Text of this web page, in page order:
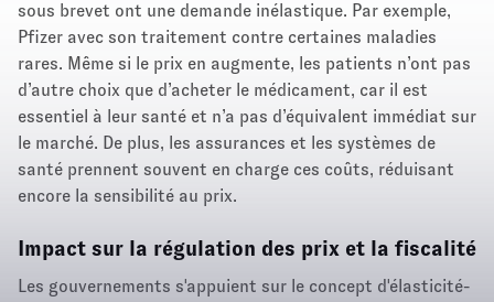
sous brevet ont une demande inélastique. Par exemple,
Pfizer avec son traitement contre certaines maladies
rares. Même si le prix en augmente, les patients n’ont pas
d’autre choix que d’acheter le médicament, car il est
essentiel à leur santé et n’a pas d’équivalent immédiat sur
le marché. De plus, les assurances et les systèmes de
santé prennent souvent en charge ces coûts, réduisant
encore la sensibilité au prix.
Impact sur la régulation des prix et la fiscalité
Les gouvernements s'appuient sur le concept d'élasticité-